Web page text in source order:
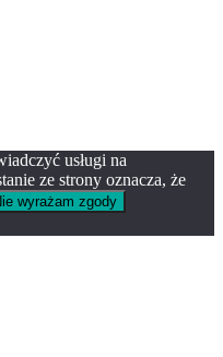
usługi na
ze strony oznacza, że
wyrażam zgody